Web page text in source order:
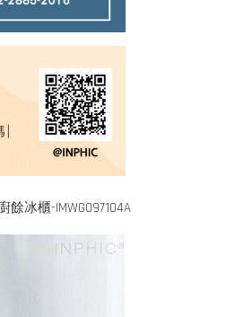
冰櫃-IMWG097104A